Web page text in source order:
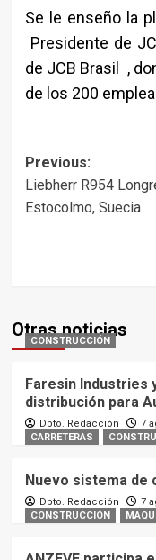
Se le enseño la
Presidente de
de JCB Brasil ,
de los 200
Post
navigation
Previous:
Liebherr R954
Estocolmo, Suecia
Otras noticias
CONSTRUCCIÓN
Faresin Industries
distribución para
Dpto. Redacción 7
CARRETERAS
Nuevo sistema de
Dpto. Redacción 7
CONSTRUCCIÓN